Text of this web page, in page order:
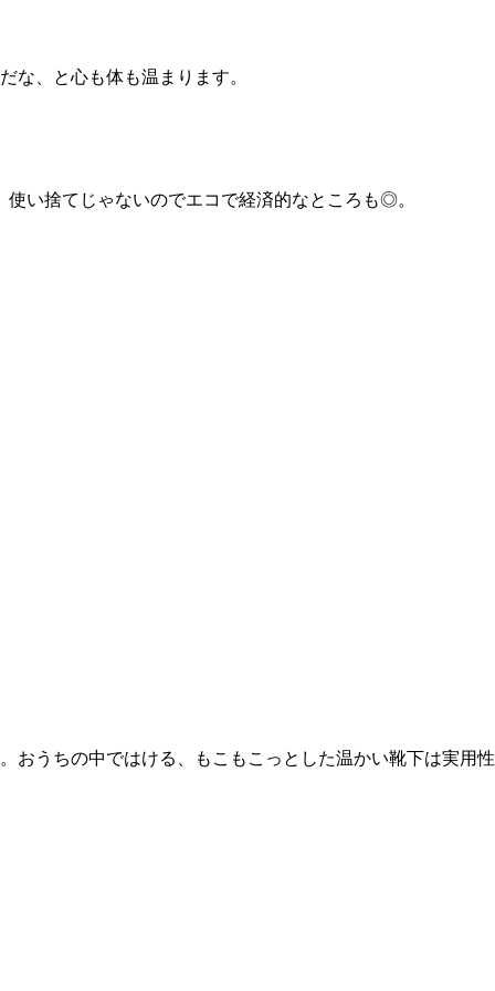
な、と心も体も温まります。
い捨てじゃないのでエコで経済的なところも◎。
おうちの中ではける、もこもこっとした温かい靴下は実用性